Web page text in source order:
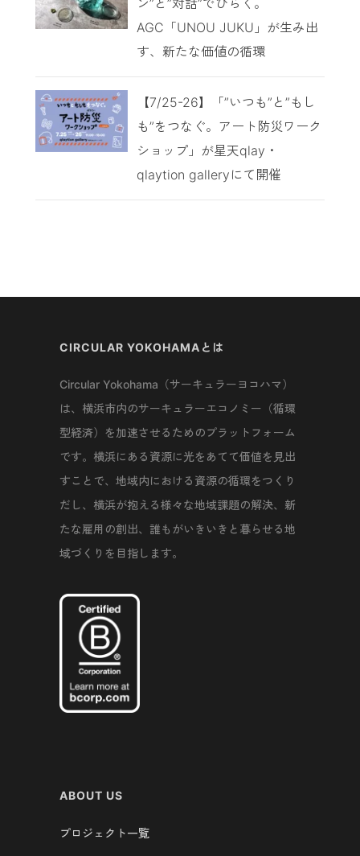
AGC「UNOU JUKU」が生み出
す、新たな価値の循環
【7/25-26】「”いつも”と”もし
も”をつなぐ。アート防災ワーク
ショップ」が星天qlay・
qlaytion galleryにて開催
CIRCULAR YOKOHAMAとは
Circular Yokohama（サーキュラーヨコハマ）
は、横浜市内のサーキュラーエコノミー（循環
型経済）を加速させるためのプラットフォーム
です。横浜にある資源に光をあてて価値を見出
すことで、地域内における資源の循環をつくり
だし、横浜が抱える様々な地域課題の解決、新
たな雇用の創出、誰もがいきいきと暮らせる地
域づくりを目指します。
ABOUT US
プロジェクト一覧